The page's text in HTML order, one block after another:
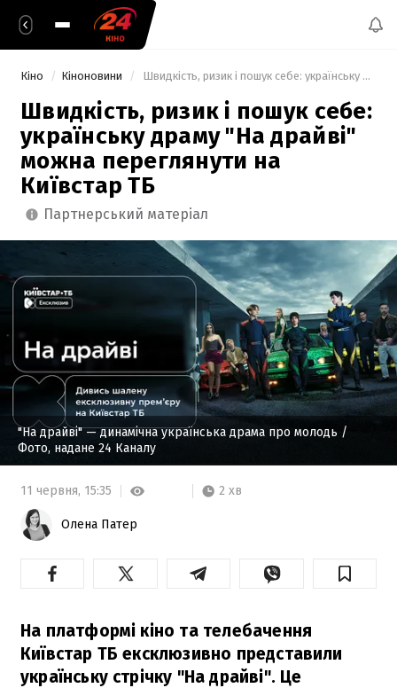
Кіно Кіноновини Швидкість, ризик і пошук себе: українську драму "На драйві" можна переглянути на Київстар ТБ
Швидкість, ризик і пошук себе:
українську драму "На драйві"
можна переглянути на
Київстар ТБ
партнерський матеріал
"На драйві" — динамічна українська драма про молодь /
Фото, надане 24 Каналу
11 червня, 15:35 2 хв
Олена Патер
На платформі кіно та телебачення
Київстар ТБ ексклюзивно представили
українську стрічку "На драйві". Це